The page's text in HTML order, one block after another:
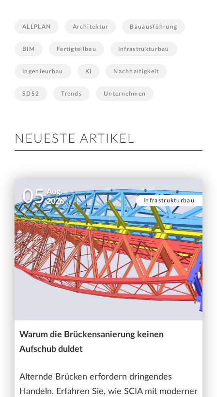
ALLPLAN Architektur Bauausführung
BIM Fertigteilbau Infrastrukturbau
Ingenieurbau KI Nachhaltigkeit
SDS2 Trends Unternehmen
NEUESTE ARTIKEL
05 Aug.
2026
Infrastrukturbau
Warum die Brückensanierung keinen
Aufschub duldet
Alternde Brücken erfordern dringendes
Handeln. Erfahren Sie, wie SCIA mit moderner